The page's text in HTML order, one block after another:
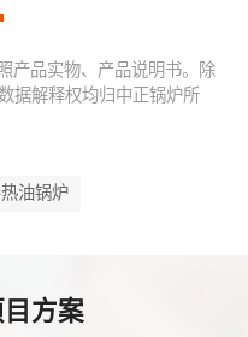
产品实物、产品说明书。除
据解释权均归中正锅炉所
油锅炉
方案